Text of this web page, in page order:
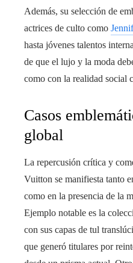
Además, su selección de
actrices de culto como
hasta jóvenes talentos
de que el lujo y la moda
como con la realidad social
Casos
global
La repercusión crítica y
Vuitton se manifiesta tanto
como en la presencia de la
Ejemplo notable es la
con sus capas de tul
que generó titulares por